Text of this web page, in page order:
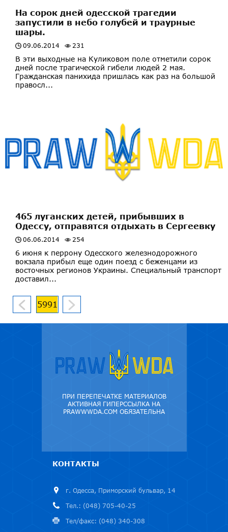
На сорок дней одесской трагедии
запустили в небо голубей и траурные
шары.
09.06.2014 231
В эти выходные на Куликовом поле отметили сорок
дней после трагической гибели людей 2 мая.
Гражданская панихида пришлась как раз на большой
правосл...
465 луганских детей, прибывших в
Одессу, отправятся отдыхать в Сергеевку
06.06.2014 254
6 июня к перрону Одесского железнодорожного
вокзала прибыл еще один поезд с беженцами из
восточных регионов Украины. Специальный транспорт
доставил...
5991
ПРИ ПЕРЕПЕЧАТКЕ МАТЕРИАЛОВ
АКТИВНАЯ ГИПЕРССЫЛКА НА
PRAWWWDA.COM ОБЯЗАТЕЛЬНА
КОНТАКТЫ
г. Одесса, Приморский бульвар, 14
Тел.: (048) 705-40-25
Тел/факс: (048) 340-308